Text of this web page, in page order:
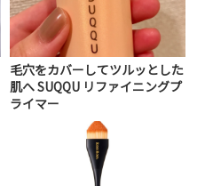
毛穴をカバーしてツルッとした
肌へ SUQQU リファイニングプ
ライマー